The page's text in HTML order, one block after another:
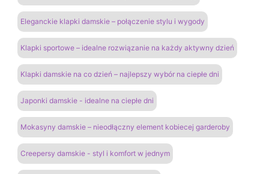
Eleganckie klapki damskie – połączenie stylu i wygody
Klapki sportowe – idealne rozwiązanie na każdy aktywny dzień
Klapki damskie na co dzień – najlepszy wybór na ciepłe dni
Japonki damskie - idealne na ciepłe dni
Mokasyny damskie – nieodłączny element kobiecej garderoby
Creepersy damskie - styl i komfort w jednym